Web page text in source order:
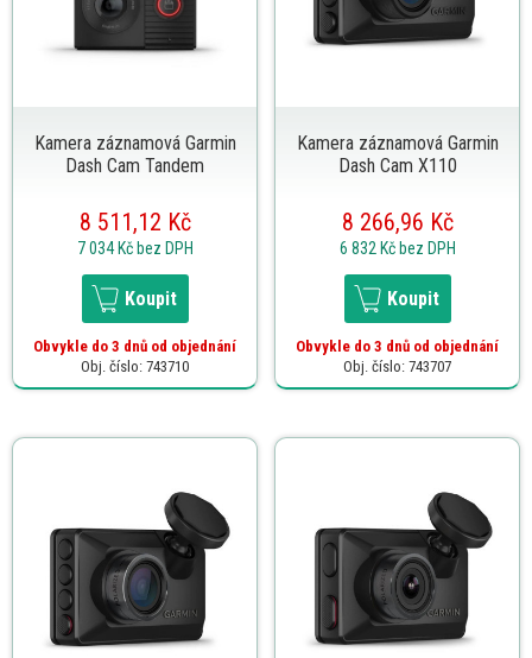
Kamera záznamová Garmin
Dash Cam Tandem
8 511,12 Kč
7 034 Kč bez DPH
Koupit
Obvykle do 3 dnů od objednání
Obj. číslo: 743710
Kamera záznamová Garmin
Dash Cam X110
8 266,96 Kč
6 832 Kč bez DPH
Koupit
Obvykle do 3 dnů od objednání
Obj. číslo: 743707